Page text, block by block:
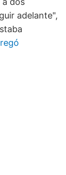
adelante",